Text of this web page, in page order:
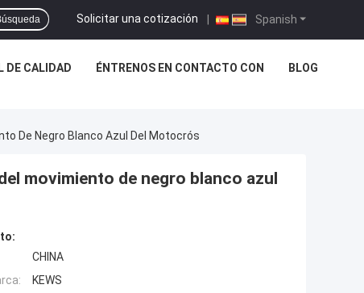
Spanish
Solicitar una cotización |
DE CALIDAD ÉNTRENOS EN CONTACTO CON BLOG
De Negro Blanco Azul Del Motocrós
movimiento de negro blanco azul
CHINA
KEWS